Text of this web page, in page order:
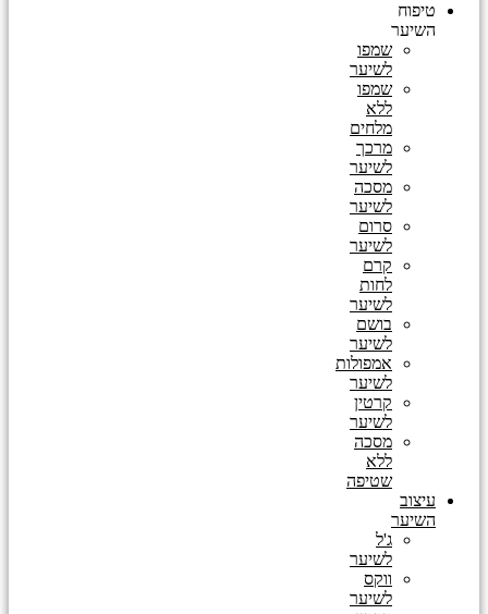
טיפוח
השיער
שמפו
לשיער
שמפו
ללא
מלחים
מרכך
לשיער
מסכה
לשיער
סרום
לשיער
קרם
לחות
לשיער
בושם
לשיער
אמפולות
לשיער
קרטין
לשיער
מסכה
ללא
שטיפה
עיצוב
השיער
ג'ל
לשיער
ווקס
לשיער